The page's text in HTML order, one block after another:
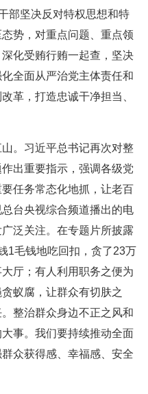
部坚决反对特权思想和特
势，对重点问题、重点领
化受贿行贿一起查，坚决
全面从严治党主体责任和
革，打造忠诚干净担当、
。习近平总书记再次对整
出重要指示，强调各级党
任务常态化地抓，让老百
台央视综合频道播出的电
泛关注。在专题片所披露
1毛钱地吃回扣，贪了23万
厅；有人利用职务之便为
蚁腐，让群众有切肤之
整治群众身边不正之风和
事。我们要持续推动全面
众获得感、幸福感、安全